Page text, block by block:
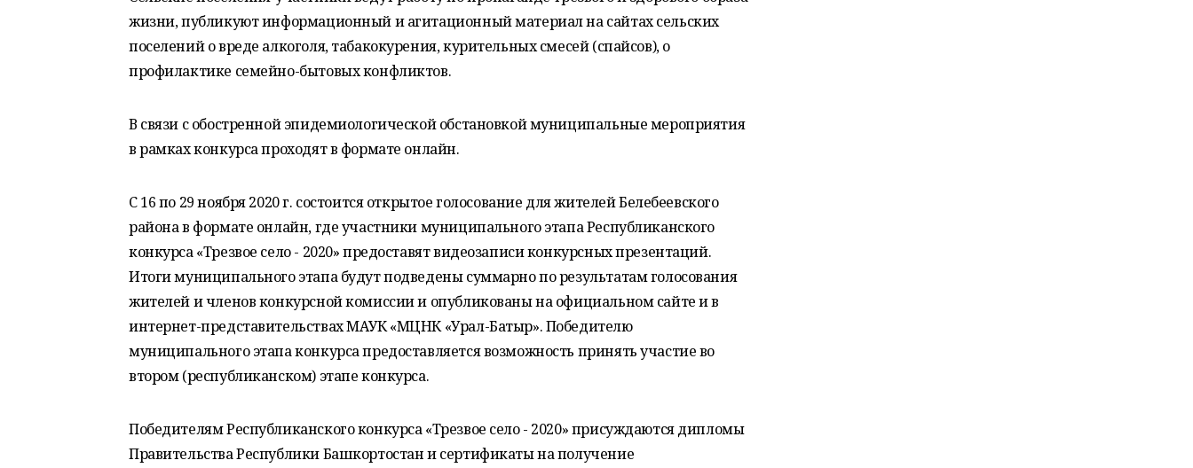
жизни, публикуют информационный и агитационный материал на сайтах сельских
поселений о вреде алкоголя, табакокурения, курительных смесей (спайсов), о
профилактике семейно-бытовых конфликтов.
В связи с обостренной эпидемиологической обстановкой муниципальные мероприятия
в рамках конкурса проходят в формате онлайн.
С 16 по 29 ноября 2020 г. состоится открытое голосование для жителей Белебеевского
района в формате онлайн, где участники муниципального этапа Республиканского
конкурса «Трезвое село - 2020» предоставят видеозаписи конкурсных презентаций.
Итоги муниципального этапа будут подведены суммарно по результатам голосования
жителей и членов конкурсной комиссии и опубликованы на официальном сайте и в
интернет-представительствах МАУК «МЦНК «Урал-Батыр». Победителю
муниципального этапа конкурса предоставляется возможность принять участие во
втором (республиканском) этапе конкурса.
Победителям Республиканского конкурса «Трезвое село - 2020» присуждаются дипломы
Правительства Республики Башкортостан и сертификаты на получение